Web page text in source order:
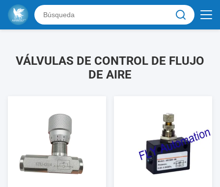
VÁLVULAS DE CONTROL DE FLUJO
DE AIRE